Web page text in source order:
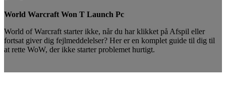
World Warcraft Won T Launch Pc
World of Warcraft starter ikke, når du har klikket på Afspil eller
fortsat giver dig fejlmeddelelser? Her er en komplet guide til dig til
at rette WoW, der ikke starter problemet hurtigt.